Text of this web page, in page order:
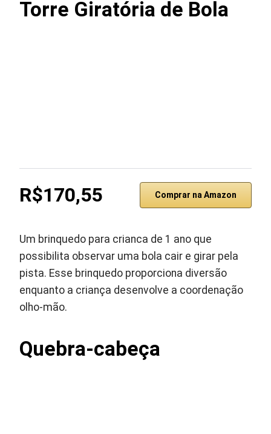
Torre Giratória de Bola
R$170,55 Comprar na Amazon
Um brinquedo para crianca de 1 ano que
possibilita observar uma bola cair e girar pela
pista. Esse brinquedo proporciona diversão
enquanto a criança desenvolve a coordenação
olho-mão.
Quebra-cabeça